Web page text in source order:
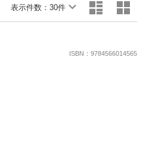
動画配信ガイド
表示件数： 30件
ISBN：9784566014565